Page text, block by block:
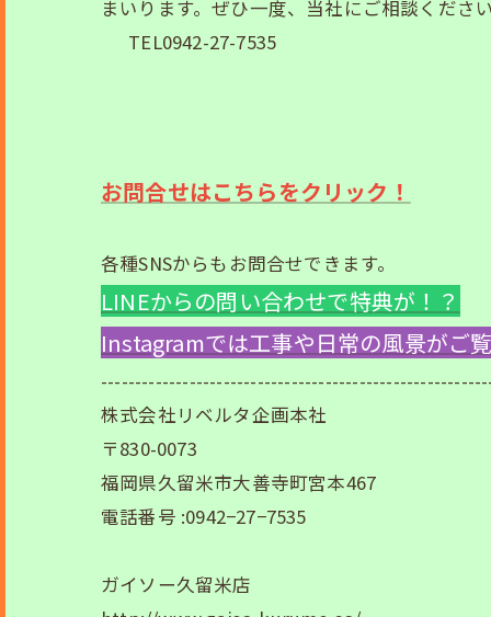
まいります。ぜひ一度、当社にご相談ください
TEL0942-27-7535
お問合せはこちらをクリック！
各種SNSからもお問合せできます。
LINEからの問い合わせで特典が！？
Instagramでは工事や日常の風景がご
株式会社リベルタ企画本社
〒830-0073
福岡県久留米市大善寺町宮本467
電話番号 :0942−27−7535
ガイソー久留米店